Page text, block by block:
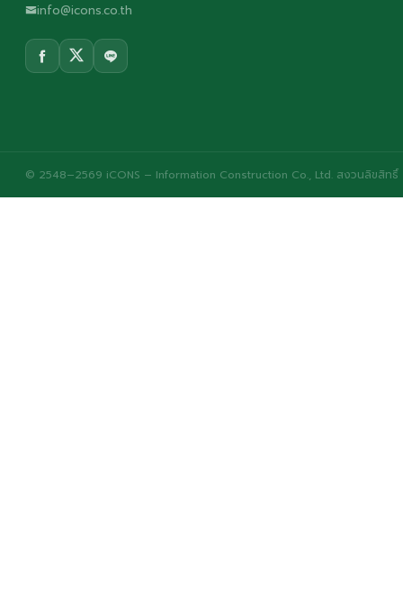
info@icons.co.th
© 2548–2569 iCONS – Information Construction Co., Ltd. สงวนลิขสิทธิ์